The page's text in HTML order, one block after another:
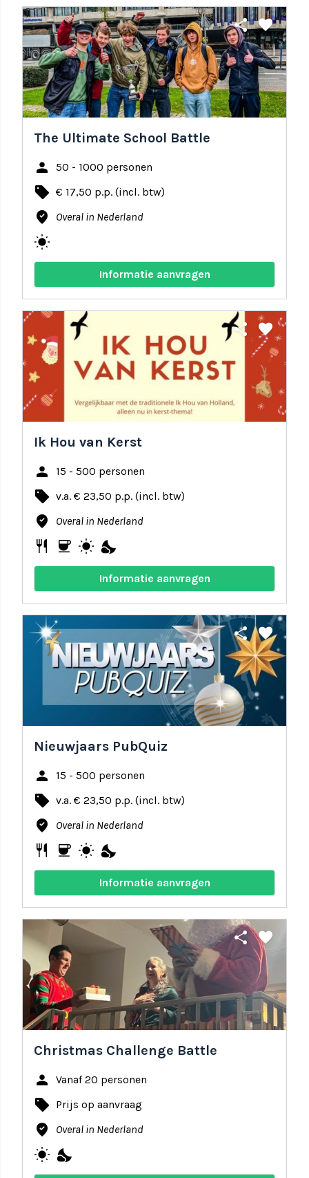
share favorite
The Ultimate School Battle
person 50 - 1000 personen
local_offer € 17,50 p.p. (incl. btw)
where_to_vote Overal in Nederland
wb_sunny
Informatie aanvragen
share favorite
Ik Hou van Kerst
person 15 - 500 personen
local_offer v.a. € 23,50 p.p. (incl. btw)
where_to_vote Overal in Nederland
restaurant coffee wb_sunny nights_stay
Informatie aanvragen
share favorite
Nieuwjaars PubQuiz
person 15 - 500 personen
local_offer v.a. € 23,50 p.p. (incl. btw)
where_to_vote Overal in Nederland
restaurant coffee wb_sunny nights_stay
Informatie aanvragen
share favorite
Christmas Challenge Battle
person Vanaf 20 personen
local_offer Prijs op aanvraag
where_to_vote Overal in Nederland
wb_sunny nights_stay